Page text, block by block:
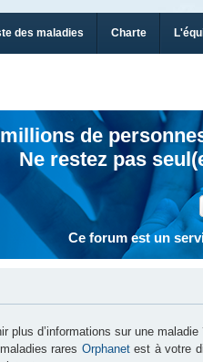
des maladies Charte
de
Ne restez pas
Ce forum est un
plus d’informations sur une maladie
rares Orphanetest à votre